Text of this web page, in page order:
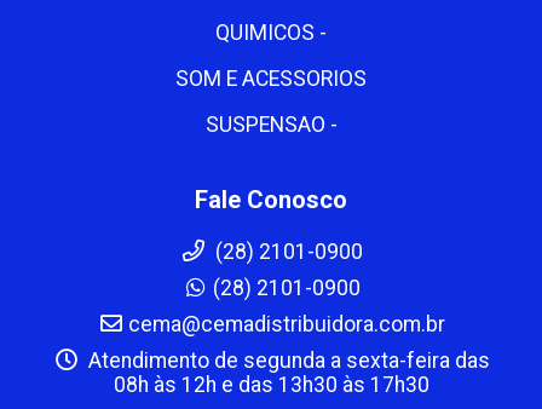
QUIMICOS -
SOM E ACESSORIOS
SUSPENSAO -
Fale Conosco
(28) 2101-0900
(28) 2101-0900
cema@cemadistribuidora.com.br
Atendimento de segunda a sexta-feira das
08h às 12h e das 13h30 às 17h30